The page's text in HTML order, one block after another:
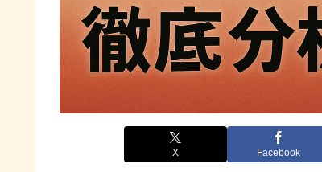
X Facebook